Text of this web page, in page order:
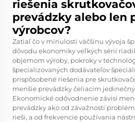
riešenia
prevádzky alebo len
výrobcov?
Zatiaľ čo v minulosti väčšinu vývoja
dôvodu ekonomiky veľkých sérií
objemom výroby, pokroky v
špecializovaných dodávateľov
prispôsobené riešenia pre
menšie prevádzky čeliacim
Ekonomické odôvodnenie závisí
prevádzky ako od závažnosti
rieši, a od frekvencie používania